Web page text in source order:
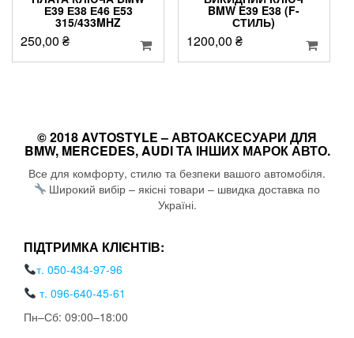
Е39 Е38 Е46 Е53
315/433MHZ
250,00 ₴
BMW E39 E38 (F-
СТИЛЬ)
1200,00 ₴
© 2018 AVTOSTYLE – АВТОАКСЕСУАРИ ДЛЯ
BMW, MERCEDES, AUDI ТА ІНШИХ МАРОК АВТО.
Все для комфорту, стилю та безпеки вашого автомобіля.
Широкий вибір – якісні товари – швидка доставка по
Україні.
ПІДТРИМКА КЛІЄНТІВ:
т. 050-434-97-96
т. 096-640-45-61
Пн–Сб: 09:00–18:00